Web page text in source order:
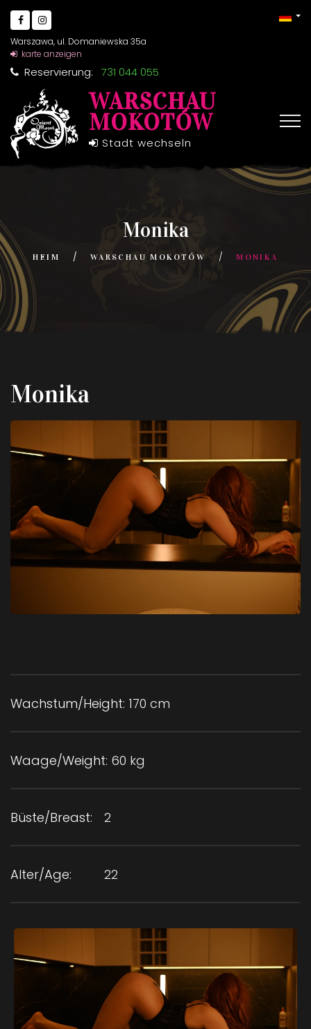
Warszawa, ul. Domaniewska 35a
karte anzeigen
Reservierung: 731 044 055
WARSCHAU
MOKOTÓW
Stadt wechseln
Monika
HEIM WARSCHAU MOKOTÓW MONIKA
Monika
Wachstum/Height: 170 cm
Waage/Weight: 60 kg
Büste/Breast: 2
Alter/Age: 22